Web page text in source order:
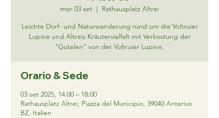
mer 03 set
  |
Rathausplatz Altrei
Leichte Dorf- und Naturwanderung rund um die Voltruier
Lupine und Altreis Kräutervielfalt mit Verkostung der
"Gutelen" von der Voltruier Lupine.
Orario & Sede
03 set 2025, 14:00 – 18:00
Rathausplatz Altrei, Piazza del Municipio, 39040 Anterivo
BZ, Italien